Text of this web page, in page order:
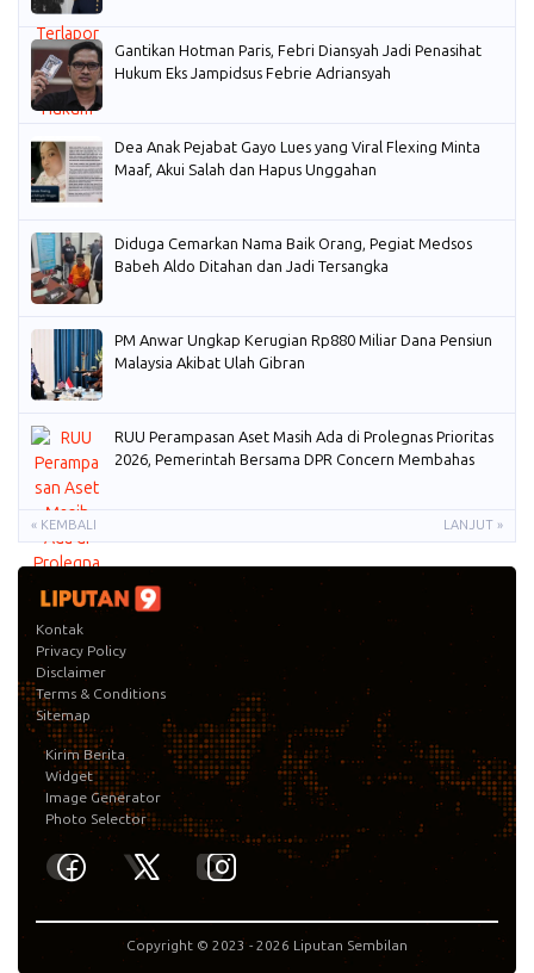
Gantikan Hotman Paris, Febri Diansyah Jadi Penasihat
Hukum Eks Jampidsus Febrie Adriansyah
Dea Anak Pejabat Gayo Lues yang Viral Flexing Minta
Maaf, Akui Salah dan Hapus Unggahan
Diduga Cemarkan Nama Baik Orang, Pegiat Medsos
Babeh Aldo Ditahan dan Jadi Tersangka
PM Anwar Ungkap Kerugian Rp880 Miliar Dana Pensiun
Malaysia Akibat Ulah Gibran
RUU Perampasan Aset Masih Ada di Prolegnas Prioritas
2026, Pemerintah Bersama DPR Concern Membahas
« KEMBALI LANJUT »
Kontak
Privacy Policy
Disclaimer
Terms & Conditions
Sitemap
Kirim Berita
Widget
Image Generator
Photo Selector
Copyright © 2023 - 2026 Liputan Sembilan